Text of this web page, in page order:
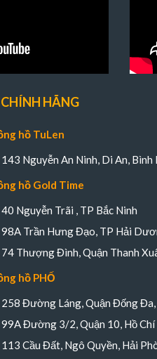
HÃNG
hồ TuLen
143 Nguyễn An Ninh, Di An,
hồ Gold Time
40 Nguyễn Trãi , TP Bắc Ninh
98A Trần Hưng Đạo, TP Hải
74 Thượng Đình, Quận Thanh
hồ PHỐ
258 Đường Láng, Quận Đống Đa,
99A Đường 3/2, Quận 10, Hồ Chí
113 Cầu Đất, Ngô Quyền, Hải